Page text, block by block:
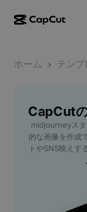
CapCutデスク
CapCut Pad
CapCutモバ
動画スタジオ
AI動画ジェネ
AI画像ジェネ
Dreamina
動画エディタ
画像エディタ
音声ジェネレ
ソーシャルメ
その他
カレンダーの
アニバーサリ
取り組み
アフィリエイト
パイオニアプロ
クリエイティ
ホーム > テンプ
midjourneyスタ
的な画像を作成
トやSNS映えす
心者からプロま
素材の制作にも
midjourneyス